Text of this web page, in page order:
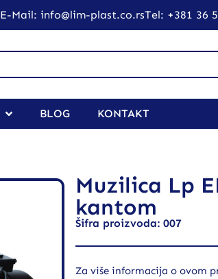
E-Mail: info@lim-plast.co.rsTel: +381 36
BLOG KONTAKT
Muzilica Lp
kantom
Šifra proizvoda: 007
Za više informacija o ovom